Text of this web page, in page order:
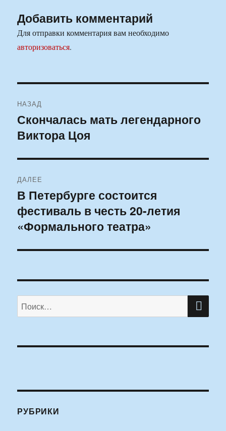
Добавить комментарий
Для отправки комментария вам необходимо
авторизоваться.
по
записям
НАЗАД
Предыдущая
запись:
Скончалась мать легендарного
Виктора Цоя
ДАЛЕЕ
Следующая
запись:
В Петербурге состоится
фестиваль в честь 20-летия
«Формального театра»
Искать:
РУБРИКИ